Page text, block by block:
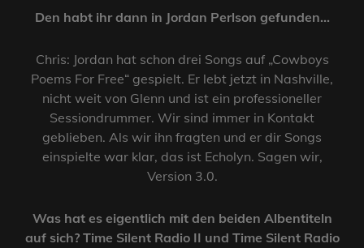
Den habt ihr dann in Jordan Perlson gefunden…
Chris: Jordan hat schon drei Songs auf „Cowboys
Poems For Free“ gespielt. Er lebt jetzt in Nashville,
nicht weit von Glenn und ist ein professioneller
Sessiondrummer. Wir sind immer in Kontakt
geblieben. Als wir ihn fragten und er dir Songs
einspielte war klar, das ist Echolyn. Sagen wir,
Version 3.0.
Was hat es eigentlich mit den beiden Albentiteln
auf sich? Time Silent Radio II und Time Silent Radio